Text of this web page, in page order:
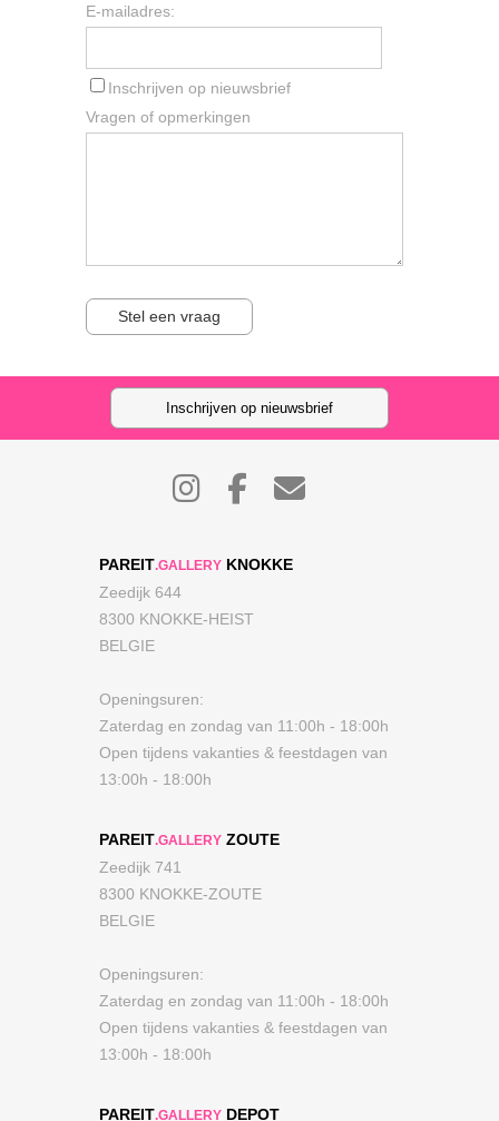
E-mailadres:
Inschrijven op nieuwsbrief
Vragen of opmerkingen
Stel een vraag
Inschrijven op nieuwsbrief
PAREIT.GALLERY KNOKKE
Zeedijk 644
8300 KNOKKE-HEIST
BELGIE
Openingsuren:
Zaterdag en zondag van 11:00h - 18:00h
Open tijdens vakanties & feestdagen van
13:00h - 18:00h
PAREIT.GALLERY ZOUTE
Zeedijk 741
8300 KNOKKE-ZOUTE
BELGIE
Openingsuren:
Zaterdag en zondag van 11:00h - 18:00h
Open tijdens vakanties & feestdagen van
13:00h - 18:00h
PAREIT.GALLERY DEPOT